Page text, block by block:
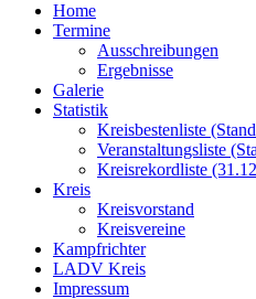
Home
Termine
Ausschreibungen
Ergebnisse
Galerie
Statistik
Kreisbestenliste
Veranstaltungsliste
Kreisrekordliste
Kreis
Kreisvorstand
Kreisvereine
Kampfrichter
LADV Kreis
Impressum